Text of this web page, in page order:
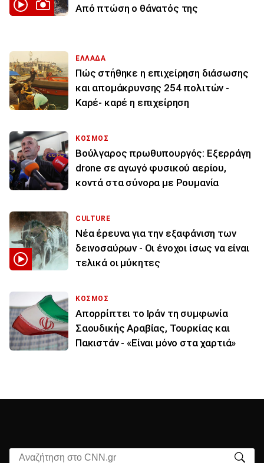
Από πτώση ο θάνατός της
ΕΛΛΑΔΑ
Πώς στήθηκε η επιχείρηση διάσωσης
και απομάκρυνσης 254 πολιτών -
Καρέ- καρέ η επιχείρηση
ΚΟΣΜΟΣ
Βούλγαρος πρωθυπουργός: Εξερράγη
drone σε αγωγό φυσικού αερίου,
κοντά στα σύνορα με Ρουμανία
CULTURE
Νέα έρευνα για την εξαφάνιση των
δεινοσαύρων - Οι ένοχοι ίσως να είναι
τελικά οι μύκητες
ΚΟΣΜΟΣ
Απορρίπτει το Ιράν τη συμφωνία
Σαουδικής Αραβίας, Τουρκίας και
Πακιστάν - «Είναι μόνο στα χαρτιά»
Αναζήτηση στο CNN.gr